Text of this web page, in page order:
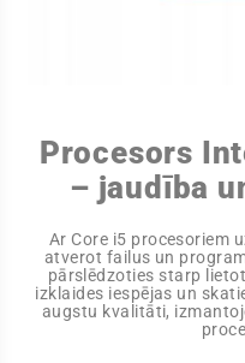
Procesors
– jaudība
Ar Core i5 procesoriem
atverot failus un
pārslēdzoties starp
izklaides iespējas un
augstu kvalitāti,